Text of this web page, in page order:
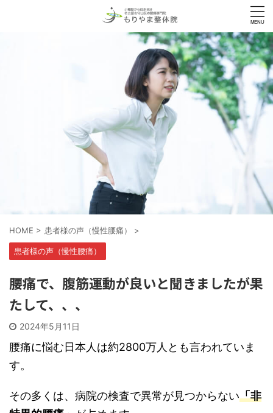
HOME > 患者様の声（慢性腰痛） >
患者様の声（慢性腰痛）
腰痛で、腹筋運動が良いと聞きましたが果
たして、、、
2024年5月11日
腰痛に悩む日本人は約2800万人とも言われていま
す。
その多くは、病院の検査で異常が見つからない「非